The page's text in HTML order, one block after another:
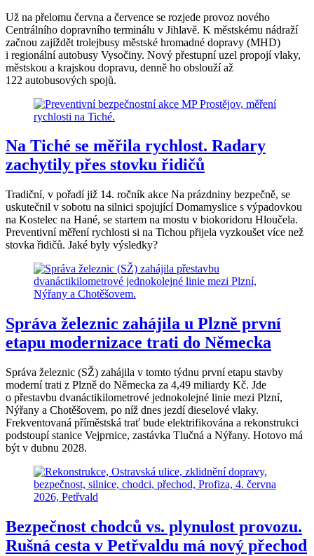
Už na přelomu června a července se rozjede provoz nového
Centrálního dopravního terminálu v Jihlavě. K městskému nádraží
začnou zajíždět trolejbusy městské hromadné dopravy (MHD)
i regionální autobusy Vysočiny. Nový přestupní uzel propojí vlaky,
městskou a krajskou dopravu, denně ho obslouží až
122 autobusových spojů.
Na Tiché se měřila rychlost. Radary
zachytily přes stovku řidičů
Tradiční, v pořadí již 14. ročník akce Na prázdniny bezpečně, se
uskutečnil v sobotu na silnici spojující Domamyslice s výpadovkou
na Kostelec na Hané, se startem na mostu v biokoridoru Hloučela.
Preventivní měření rychlosti si na Tichou přijela vyzkoušet více než
stovka řidičů. Jaké byly výsledky?
Správa železnic zahájila u Plzně první
etapu modernizace trati do Německa
Správa železnic (SŽ) zahájila v tomto týdnu první etapu stavby
moderní trati z Plzně do Německa za 4,49 miliardy Kč. Jde
o přestavbu dvanáctikilometrové jednokolejné linie mezi Plzní,
Nýřany a Chotěšovem, po níž dnes jezdí dieselové vlaky.
Frekventovaná příměstská trať bude elektrifikována a rekonstrukci
podstoupí stanice Vejprnice, zastávka Tlučná a Nýřany. Hotovo má
být v dubnu 2028.
Bezpečnost chodců vs. plynulost provozu.
Rušná cesta v Petřvaldu má nový přechod